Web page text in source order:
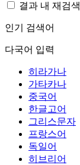
결과 내 재검색
인기 검색어
다국어 입력
히라가나
가타카나
중국어
한글고어
그리스문자
프랑스어
독일어
히브리어